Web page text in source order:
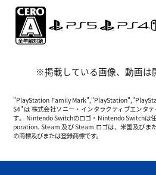
※掲載している画像、動画は
"PlayStation Family
S4"は 株式会社ソニー・インタラクティブエンタ
す。 Nintendo Switchのロゴ・Nintendo Switchは
poration. Steam 及び Steam ロゴは、米国及びま
の商標及びまたは登録商標です。